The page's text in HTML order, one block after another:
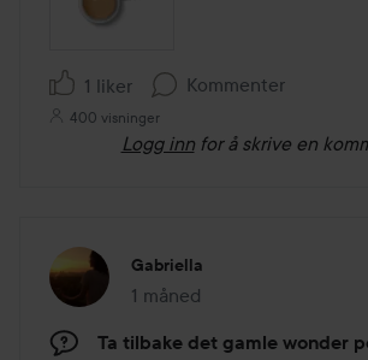
1 liker Kommenter
400 visninger
Logg inn for å skrive en
Gabriella
1 måned
Innlegget ble opprettet 1
Ta tilbake det gamle wonder